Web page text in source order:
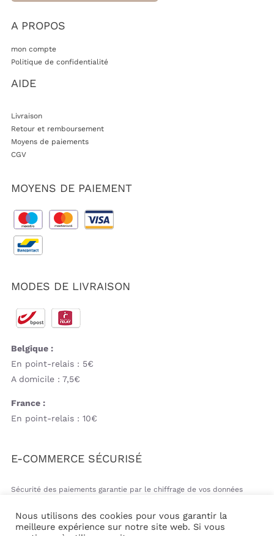
A PROPOS
mon compte
Politique de confidentialité
AIDE
Livraison
Retour et remboursement
Moyens de paiements
CGV
MOYENS DE PAIEMENT
MODES DE LIVRAISON
Belgique :
En point-relais : 5€
A domicile : 7,5€
France :
En point-relais : 10€
E-COMMERCE SÉCURISÉ
Sécurité des paiements garantie par le chiffrage de vos données
Nous utilisons des cookies pour vous garantir la
meilleure expérience sur notre site web. Si vous